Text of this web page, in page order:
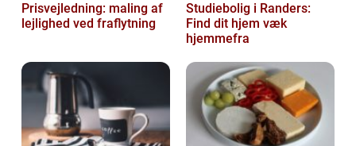
Prisvejledning: maling af
lejlighed ved fraflytning
Studiebolig i Randers:
Find dit hjem væk
hjemmefra